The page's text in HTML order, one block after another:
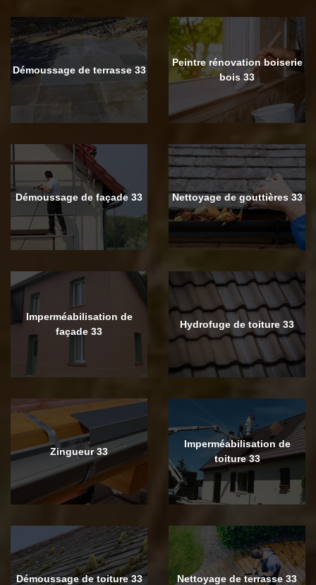
Démoussage de terrasse 33
Peintre rénovation boiserie
bois 33
Démoussage de façade 33 Nettoyage de gouttières 33
Imperméabilisation de
façade 33
Hydrofuge de toiture 33
Zingueur 33
Imperméabilisation de
toiture 33
Démoussage de toiture 33 Nettoyage de terrasse 33